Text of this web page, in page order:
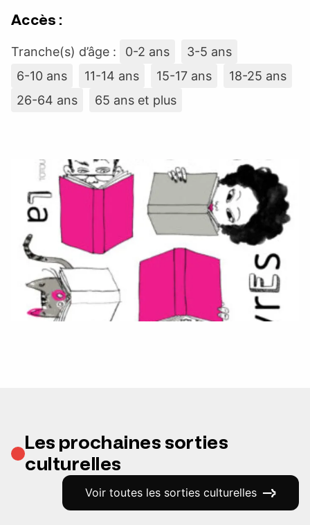
Accès :
Tranche(s) d’âge : 0-2 ans
3-5 ans
6-10 ans
11-14 ans 15-17 ans
18-25 ans
26-64 ans
65 ans et plus
Les prochaines sorties
culturelles
Voir toutes les sorties culturelles